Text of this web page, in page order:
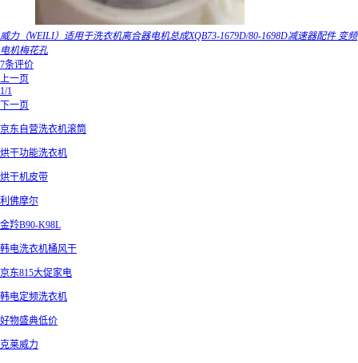
威力（WEILI）适用于洗衣机离合器电机总成XQB73-1679D/80-1698D减速器配件 变频
电机梅花孔
7条评价
上一页
1/1
下一页
京东自营洗衣机滚筒
烘干功能洗衣机
烘干机皮带
利佛摩尔
金羚B90-K98L
韩电洗衣机桶风干
京东815大促家电
韩电定频洗衣机
好物盛典低价
克莱威力